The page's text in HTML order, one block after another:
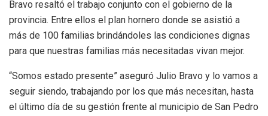
Bravo resaltó el trabajo conjunto con el gobierno de la
provincia. Entre ellos el plan hornero donde se asistió a
más de 100 familias brindándoles las condiciones dignas
para que nuestras familias más necesitadas vivan mejor.
“Somos estado presente” aseguró Julio Bravo y lo vamos a
seguir siendo, trabajando por los que más necesitan, hasta
el último día de su gestión frente al municipio de San Pedro